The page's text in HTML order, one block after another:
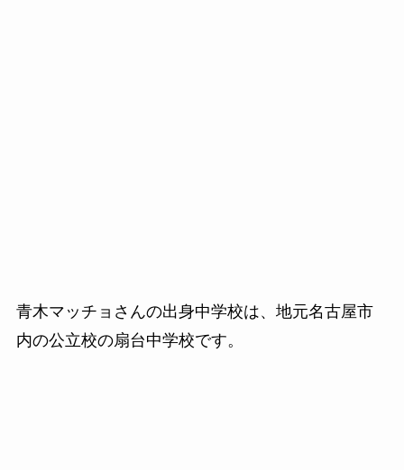
青木マッチョさんの出身中学校は、地元名古屋市
内の公立校の扇台中学校です。